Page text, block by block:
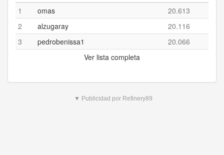
1
omas
20.613
2
alzugaray
20.116
3
pedrobenissa1
20.066
Ver lista completa
▼ Publicidad por Refinery89